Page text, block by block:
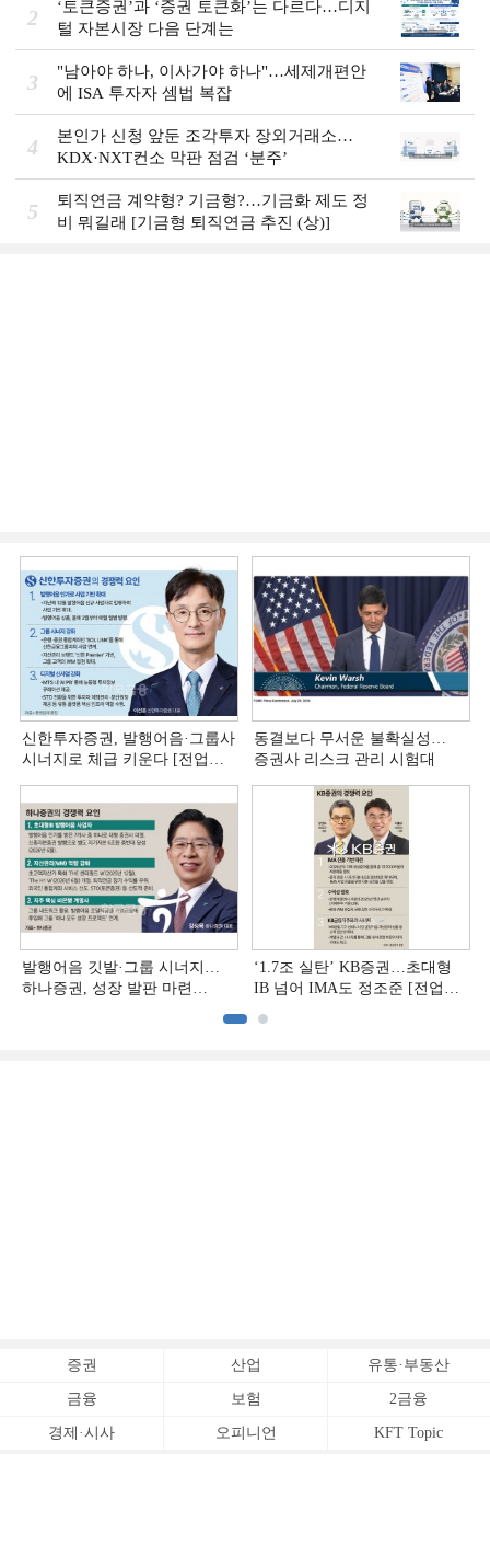
2
‘토큰증권’과 ‘증권 토큰화’는 다르다…디지
털 자본시장 다음 단계는
3
"남아야 하나, 이사가야 하나"…세제개편안
에 ISA 투자자 셈법 복잡
4
본인가 신청 앞둔 조각투자 장외거래소…
KDX·NXT컨소 막판 점검 ‘분주’
5
퇴직연금 계약형? 기금형?…기금화 제도 정
비 뭐길래 [기금형 퇴직연금 추진 (상)]
신한투자증권, 발행어음·그룹사
시너지로 체급 키운다 [전업계
동결보다 무서운 불확실성…
증권사 리스크 관리 시험대
발행어음 깃발·그룹 시너지…
하나증권, 성장 발판 마련
‘1.7조 실탄’ KB증권…초대형
IB 넘어 IMA도 정조준 [전업계
증권 산업 유통·부동산
금융 보험 2금융
경제·시사 오피니언 KFT Topic